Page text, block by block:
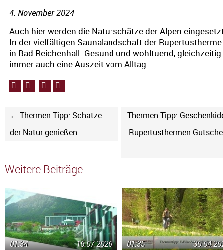
4. November 2024
Auch hier werden die Naturschätze der Alpen
In der vielfältigen Saunalandschaft der Rupertustherme
in Bad Reichenhall. Gesund und wohltuend, gleichzeitig
immer auch eine Auszeit vom Alltag.
← Thermen-Tipp: Schätze
der Natur genießen
Thermen-Tipp:
Rupertusthermen-
Weitere Beiträge
16.07.2026
01:34
01:35